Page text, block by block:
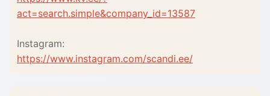
act=search.simple&company_id=13587
Instagram:
https://www.instagram.com/scandi.ee/